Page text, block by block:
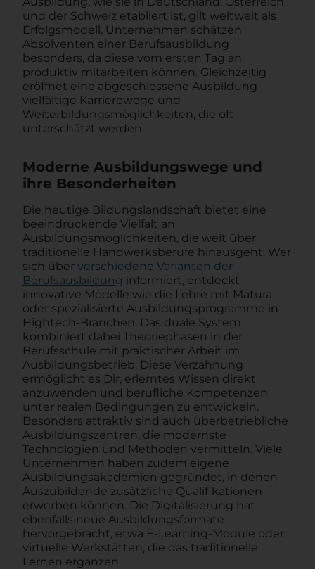
und der Schweiz etabliert ist, gilt weltweit als
Erfolgsmodell. Unternehmen schätzen
Absolventen einer Berufsausbildung
besonders, da diese vom ersten Tag an
produktiv mitarbeiten können. Gleichzeitig
eröffnet eine abgeschlossene Ausbildung
vielfältige Karrierewege und
Weiterbildungsmöglichkeiten, die oft
unterschätzt werden.
Moderne Ausbildungswege und
ihre Besonderheiten
Die heutige Bildungslandschaft bietet eine
beeindruckende Vielfalt an
Ausbildungsmöglichkeiten, die weit über
traditionelle Handwerksberufe hinausgeht. Wer
sich über verschiedene Varianten der
Berufsausbildung informiert, entdeckt
innovative Modelle wie die Lehre mit Matura
oder spezialisierte Ausbildungsprogramme in
Hightech-Branchen. Das duale System
kombiniert dabei Theoriephasen in der
Berufsschule mit praktischer Arbeit im
Ausbildungsbetrieb. Diese Verzahnung
ermöglicht es Dir, erlerntes Wissen direkt
anzuwenden und berufliche Kompetenzen
unter realen Bedingungen zu entwickeln.
Besonders attraktiv sind auch überbetriebliche
Ausbildungszentren, die modernste
Technologien und Methoden vermitteln. Viele
Unternehmen haben zudem eigene
Ausbildungsakademien gegründet, in denen
Auszubildende zusätzliche Qualifikationen
erwerben können. Die Digitalisierung hat
ebenfalls neue Ausbildungsformate
hervorgebracht, etwa E-Learning-Module oder
virtuelle Werkstätten, die das traditionelle
Lernen ergänzen.